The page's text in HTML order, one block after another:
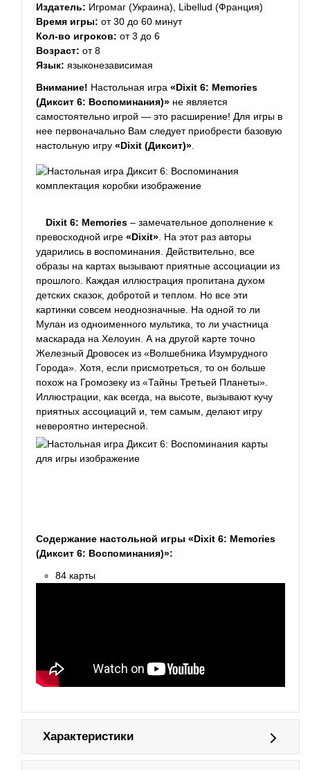
Издатель: Игромаг (Украина), Libellud (Франция)
Время игры: от 30 до 60 минут
Кол-во игроков: от 3 до 6
Возраст: от 8
Язык: языконезависимая
Внимание! Настольная игра «Dixit 6: Memories
(Диксит 6: Воспоминания)»не является
самостоятельно игрой — это расширение! Для игры в
нее первоначально Вам следует приобрести базовую
настольную игру «Dixit (Диксит)».
Dixit 6: Memories– замечательное дополнение к
превосходной игре «Dixit». На этот раз авторы
ударились в воспоминания. Действительно, все
образы на картах вызывают приятные ассоциации из
прошлого. Каждая иллюстрация пропитана духом
детских сказок, добротой и теплом. Но все эти
картинки совсем неоднозначные. На одной то ли
Мулан из одноименного мультика, то ли участница
маскарада на Хелоуин. А на другой карте точно
Железный Дровосек из «Волшебника Изумрудного
Города». Хотя, если присмотреться, то он больше
похож на Громозеку из «Тайны Третьей Планеты».
Иллюстрации, как всегда, на высоте, вызывают кучу
приятных ассоциаций и, тем самым, делают игру
невероятно интересной.
Содержание настольной игры «Dixit 6: Memories
(Диксит 6: Воспоминания)»:
84 карты
Характеристики